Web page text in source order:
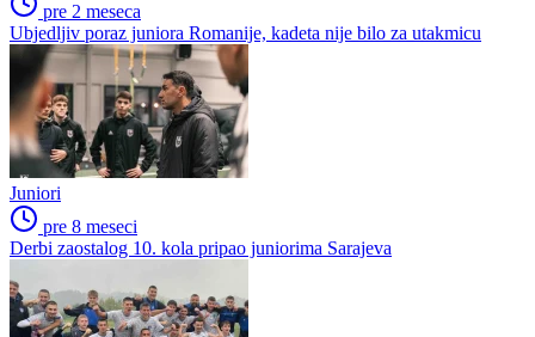
pre 2 meseca
Ubjedljiv poraz juniora Romanije, kadeta nije bilo za utakmicu
Juniori
pre 8 meseci
Derbi zaostalog 10. kola pripao juniorima Sarajeva